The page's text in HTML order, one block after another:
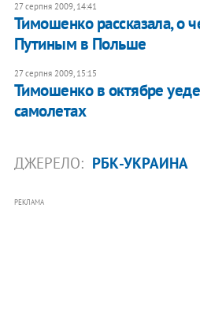
27 серпня 2009, 14:41
Тимошенко рассказала, о
Путиным в Польше
27 серпня 2009, 15:15
Тимошенко в октябре
самолетах
ДЖЕРЕЛО: РБК-УКРАИНА
РЕКЛАМА